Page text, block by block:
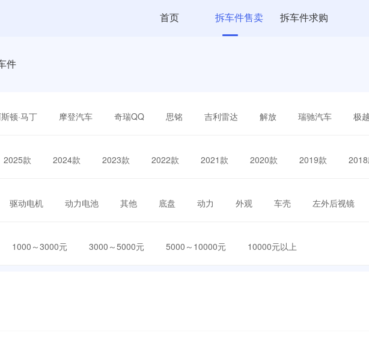
首页 拆车件售卖 拆车件求购
件
顿·马丁 摩登汽车 奇瑞QQ 思铭 吉利雷达 解放 瑞驰汽车 极
2025款 2024款 2023款 2022款 2021款 2020款 2019款
驱动电机 动力电池 其他 底盘 动力 外观 车壳 左外后视镜
1000～3000元 3000～5000元 5000～10000元 10000元以上